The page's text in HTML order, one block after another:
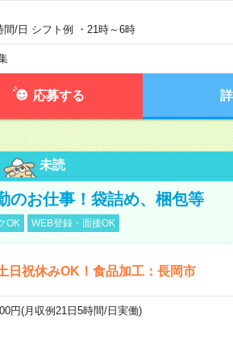
/日 シフト例 ・21時～6時
応募する
未読
のお仕事！袋詰め、梱包等
OK WEB登録・面接OK
日祝休みOK！食品加工：長岡市
円(月収例21日5時間/日実働)